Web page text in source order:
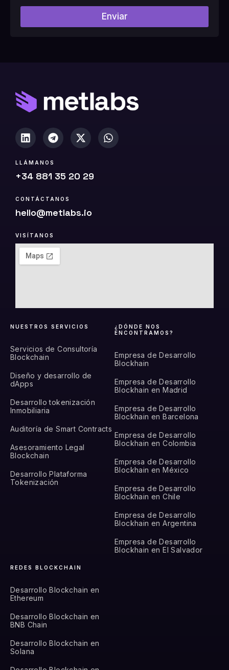
p
#
a
)
Enviar
LLÁMANOS
+34 881 35 20 29
CONTÁCTANOS
hello@metlabs.io
VISÍTANOS
NUESTROS SERVICIOS
Servicios de Consultoría
Blockchain
Diseño y desarrollo de
dApps
Desarrollo tokenización
Inmobiliaria
Auditoría de Smart Contracts
Asesoramiento Legal
Blockchain
Desarrollo Plataforma
Tokenización
¿DÓNDE NOS
ENCONTRAMOS?
Empresa de Desarrollo
Blockhain
Empresa de Desarrollo
Blockhain en Madrid
Empresa de Desarrollo
Blockhain en Barcelona
Empresa de Desarrollo
Blockhain en Colombia
Empresa de Desarrollo
Blockhain en México
Empresa de Desarrollo
Blockhain en Chile
Empresa de Desarrollo
Blockhain en Argentina
Empresa de Desarrollo
Blockhain en El Salvador
REDES BLOCKCHAIN
Desarrollo Blockchain en
Ethereum
Desarrollo Blockchain en
BNB Chain
Desarrollo Blockchain en
Solana